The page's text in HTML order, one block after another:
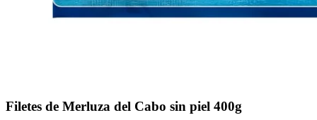
Filetes de Merluza del Cabo sin piel 400g